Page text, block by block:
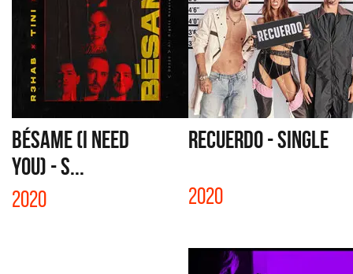
BÉSAME (I NEED
YOU) - S...
2020
RECUERDO - SINGLE
2020